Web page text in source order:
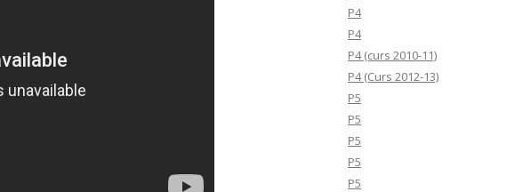
P4
P4
P4 (curs 2010-11)
P4 (Curs 2012-13)
P5
P5
P5
P5
P5